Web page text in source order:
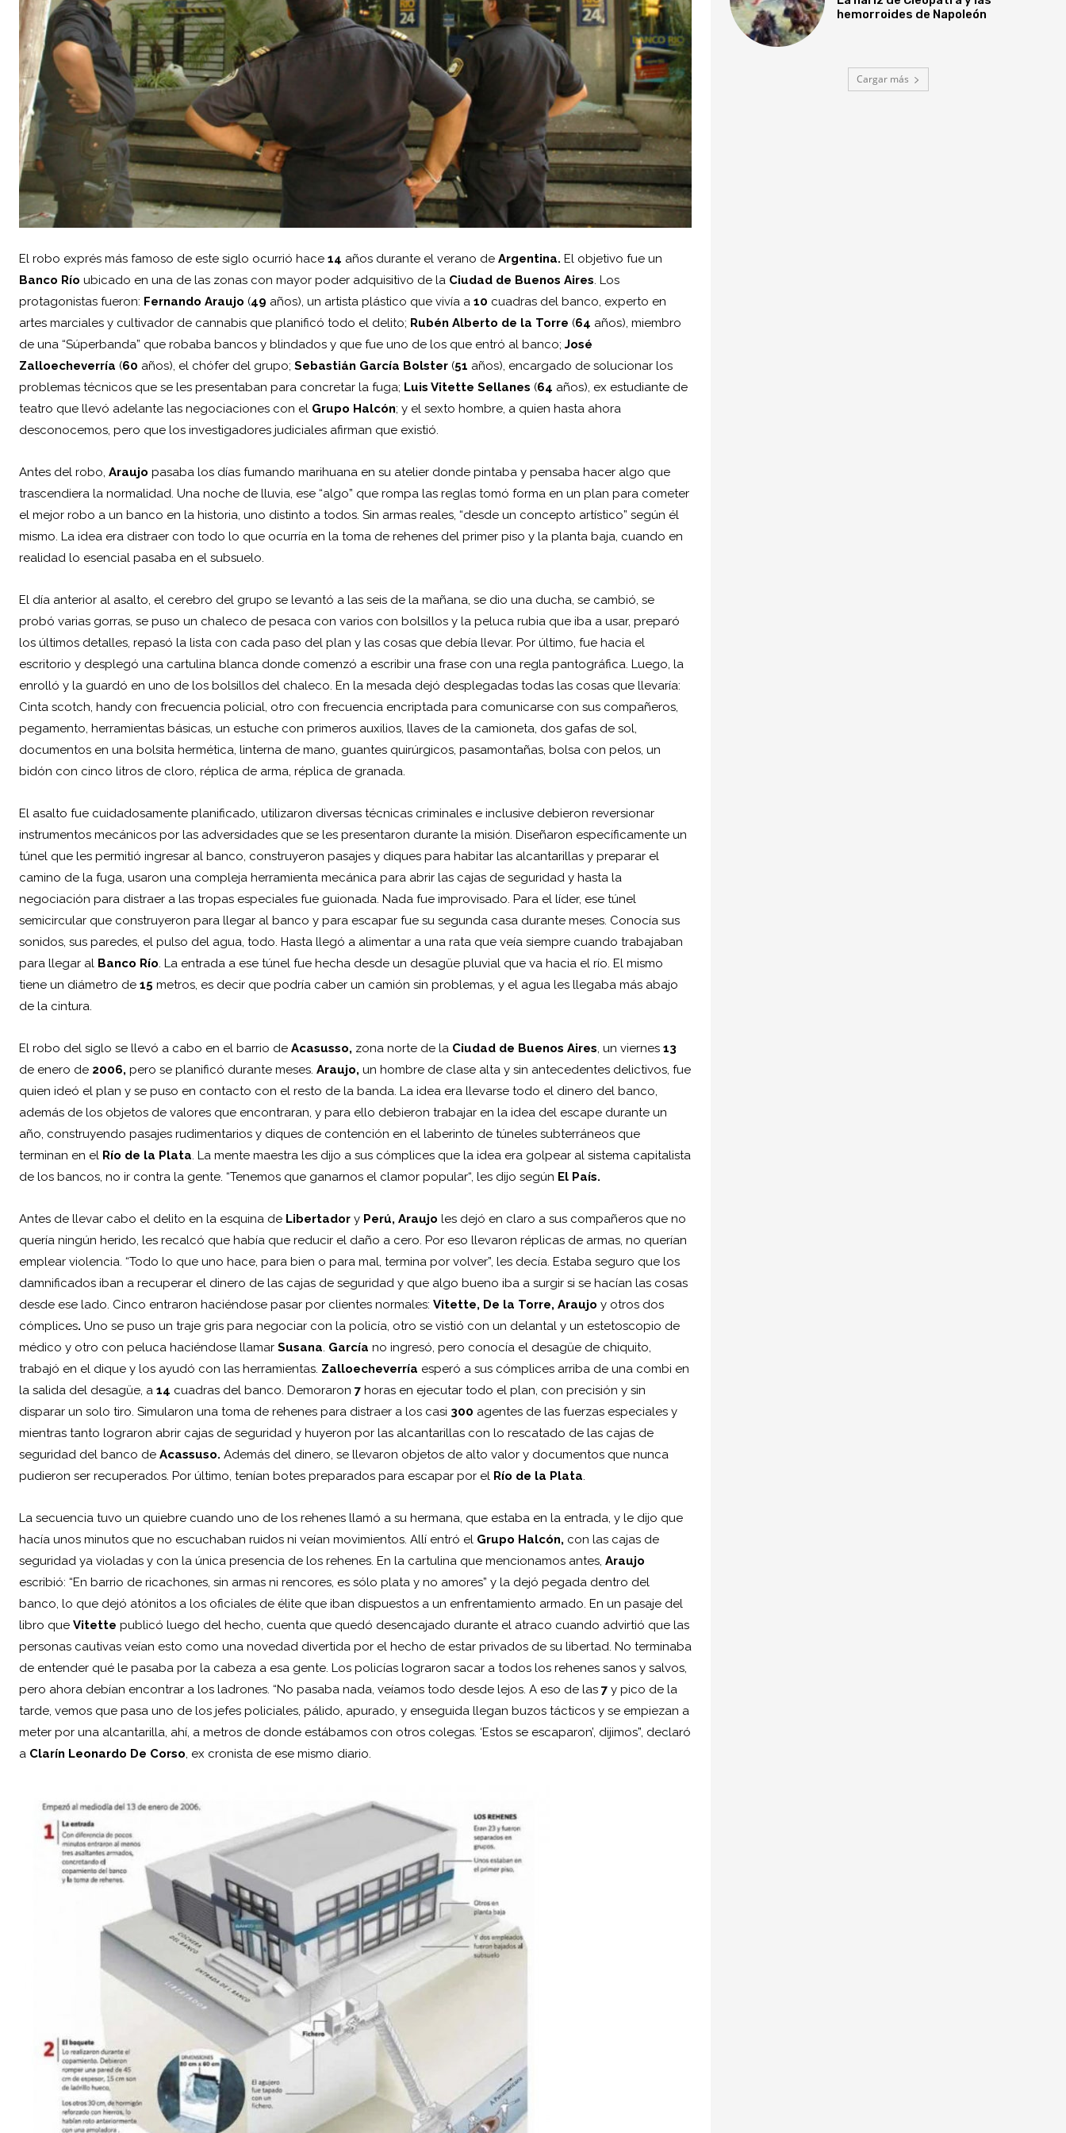
El robo exprés más famoso de este siglo ocurrió hace 14 años durante el verano de Argentina. El objetivo fue un
Banco Río ubicado en una de las zonas con mayor poder adquisitivo de la Ciudad de Buenos Aires. Los
protagonistas fueron: Fernando Araujo (49 años), un artista plástico que vivía a 10 cuadras del banco, experto en
artes marciales y cultivador de cannabis que planificó todo el delito; Rubén Alberto de la Torre (64 años), miembro
de una “Súperbanda” que robaba bancos y blindados y que fue uno de los que entró al banco; José
Zalloecheverría (60 años), el chófer del grupo; Sebastián García Bolster (51 años), encargado de solucionar los
problemas técnicos que se les presentaban para concretar la fuga; Luis Vitette Sellanes (64 años), ex estudiante de
teatro que llevó adelante las negociaciones con el Grupo Halcón; y el sexto hombre, a quien hasta ahora
desconocemos, pero que los investigadores judiciales afirman que existió.
Antes del robo, Araujo pasaba los días fumando marihuana en su atelier donde pintaba y pensaba hacer algo que
trascendiera la normalidad. Una noche de lluvia, ese “algo” que rompa las reglas tomó forma en un plan para cometer
el mejor robo a un banco en la historia, uno distinto a todos. Sin armas reales, “desde un concepto artístico” según él
mismo. La idea era distraer con todo lo que ocurría en la toma de rehenes del primer piso y la planta baja, cuando en
realidad lo esencial pasaba en el subsuelo.
El día anterior al asalto, el cerebro del grupo se levantó a las seis de la mañana, se dio una ducha, se cambió, se
probó varias gorras, se puso un chaleco de pesaca con varios con bolsillos y la peluca rubia que iba a usar, preparó
los últimos detalles, repasó la lista con cada paso del plan y las cosas que debía llevar. Por último, fue hacia el
escritorio y desplegó una cartulina blanca donde comenzó a escribir una frase con una regla pantográfica. Luego, la
enrolló y la guardó en uno de los bolsillos del chaleco. En la mesada dejó desplegadas todas las cosas que llevaría:
Cinta scotch, handy con frecuencia policial, otro con frecuencia encriptada para comunicarse con sus compañeros,
pegamento, herramientas básicas, un estuche con primeros auxilios, llaves de la camioneta, dos gafas de sol,
documentos en una bolsita hermética, linterna de mano, guantes quirúrgicos, pasamontañas, bolsa con pelos, un
bidón con cinco litros de cloro, réplica de arma, réplica de granada.
El asalto fue cuidadosamente planificado, utilizaron diversas técnicas criminales e inclusive debieron reversionar
instrumentos mecánicos por las adversidades que se les presentaron durante la misión. Diseñaron específicamente un
túnel que les permitió ingresar al banco, construyeron pasajes y diques para habitar las alcantarillas y preparar el
camino de la fuga, usaron una compleja herramienta mecánica para abrir las cajas de seguridad y hasta la
negociación para distraer a las tropas especiales fue guionada. Nada fue improvisado. Para el líder, ese túnel
semicircular que construyeron para llegar al banco y para escapar fue su segunda casa durante meses. Conocía sus
sonidos, sus paredes, el pulso del agua, todo. Hasta llegó a alimentar a una rata que veía siempre cuando trabajaban
para llegar al Banco Río. La entrada a ese túnel fue hecha desde un desagüe pluvial que va hacia el río. El mismo
tiene un diámetro de 15 metros, es decir que podría caber un camión sin problemas, y el agua les llegaba más abajo
de la cintura.
El robo del siglo se llevó a cabo en el barrio de Acasusso, zona norte de la Ciudad de Buenos Aires, un viernes 13
de enero de 2006, pero se planificó durante meses. Araujo, un hombre de clase alta y sin antecedentes delictivos, fue
quien ideó el plan y se puso en contacto con el resto de la banda. La idea era llevarse todo el dinero del banco,
además de los objetos de valores que encontraran, y para ello debieron trabajar en la idea del escape durante un
año, construyendo pasajes rudimentarios y diques de contención en el laberinto de túneles subterráneos que
terminan en el Río de la Plata. La mente maestra les dijo a sus cómplices que la idea era golpear al sistema capitalista
de los bancos, no ir contra la gente. “Tenemos que ganarnos el clamor popular“, les dijo según El País.
Antes de llevar cabo el delito en la esquina de Libertador y Perú, Araujo les dejó en claro a sus compañeros que no
quería ningún herido, les recalcó que había que reducir el daño a cero. Por eso llevaron réplicas de armas, no querían
emplear violencia. “Todo lo que uno hace, para bien o para mal, termina por volver”, les decía. Estaba seguro que los
damnificados iban a recuperar el dinero de las cajas de seguridad y que algo bueno iba a surgir si se hacían las cosas
desde ese lado. Cinco entraron haciéndose pasar por clientes normales: Vitette, De la Torre, Araujo y otros dos
cómplices. Uno se puso un traje gris para negociar con la policía, otro se vistió con un delantal y un estetoscopio de
médico y otro con peluca haciéndose llamar Susana. García no ingresó, pero conocía el desagüe de chiquito,
trabajó en el dique y los ayudó con las herramientas. Zalloecheverría esperó a sus cómplices arriba de una combi en
la salida del desagüe, a 14 cuadras del banco. Demoraron 7 horas en ejecutar todo el plan, con precisión y sin
disparar un solo tiro. Simularon una toma de rehenes para distraer a los casi 300 agentes de las fuerzas especiales y
mientras tanto lograron abrir cajas de seguridad y huyeron por las alcantarillas con lo rescatado de las cajas de
seguridad del banco de Acassuso. Además del dinero, se llevaron objetos de alto valor y documentos que nunca
pudieron ser recuperados. Por último, tenían botes preparados para escapar por el Río de la Plata.
La secuencia tuvo un quiebre cuando uno de los rehenes llamó a su hermana, que estaba en la entrada, y le dijo que
hacía unos minutos que no escuchaban ruidos ni veían movimientos. Allí entró el Grupo Halcón, con las cajas de
seguridad ya violadas y con la única presencia de los rehenes. En la cartulina que mencionamos antes, Araujo
escribió: “En barrio de ricachones, sin armas ni rencores, es sólo plata y no amores” y la dejó pegada dentro del
banco, lo que dejó atónitos a los oficiales de élite que iban dispuestos a un enfrentamiento armado. En un pasaje del
libro que Vitette publicó luego del hecho, cuenta que quedó desencajado durante el atraco cuando advirtió que las
personas cautivas veían esto como una novedad divertida por el hecho de estar privados de su libertad. No terminaba
de entender qué le pasaba por la cabeza a esa gente. Los policías lograron sacar a todos los rehenes sanos y salvos,
pero ahora debían encontrar a los ladrones. “No pasaba nada, veíamos todo desde lejos. A eso de las 7 y pico de la
tarde, vemos que pasa uno de los jefes policiales, pálido, apurado, y enseguida llegan buzos tácticos y se empiezan a
meter por una alcantarilla, ahí, a metros de donde estábamos con otros colegas. ‘Estos se escaparon’, dijimos”, declaró
a Clarín Leonardo De Corso, ex cronista de ese mismo diario.
hemorroides de Napoleón
Cargar más